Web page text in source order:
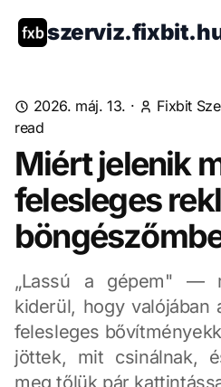
2026. máj. 13. · Fixbit
read
Miért jelenik
felesleges
„Lassú a gépem" —
kiderül, hogy valójában
felesleges
jöttek, mit csinálnak,
meg tőlük pár